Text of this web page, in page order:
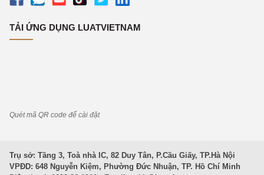
TẢI ỨNG DỤNG LUATVIETNAM
Quét mã QR code để cài đặt
Trụ sở: Tầng 3, Toà nhà IC, 82 Duy Tân, P.Cầu Giấy, TP.Hà Nội
VPĐD: 648 Nguyễn Kiệm, Phường Đức Nhuận, TP. Hồ Chí Minh